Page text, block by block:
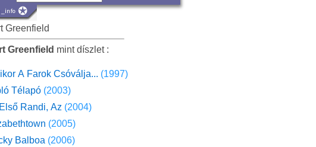
Greenfield
Greenfield mint díszlet :
A Farok Csóválja... (1997)
Télapó (2003)
Randi, Az (2004)
(2005)
Balboa (2006)